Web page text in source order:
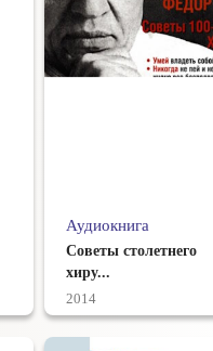
Аудиокнига
Советы столетнего
хиру...
2014